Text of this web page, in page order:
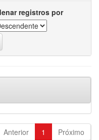
registros por
Anterior 1 Próximo